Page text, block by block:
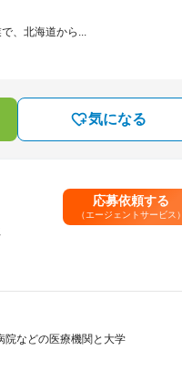
、北海道から...
気になる
応募依頼する
（エージェントサービス）
院などの医療機関と大学